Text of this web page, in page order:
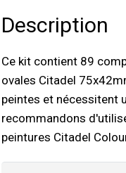
Description
Ce kit contient 89
ovales Citadel
peintes et nécessitent
recommandons
peintures Citadel